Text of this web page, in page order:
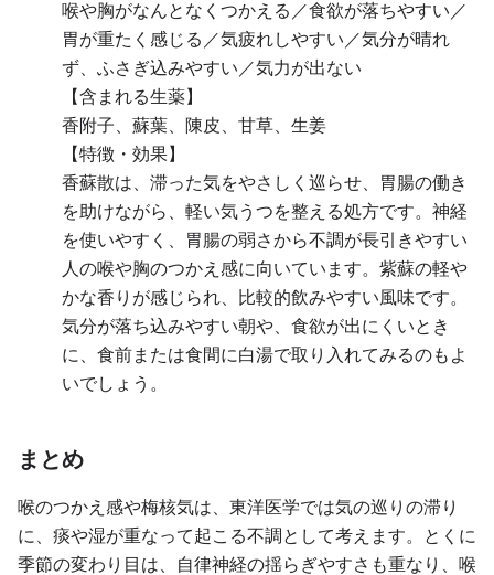
喉や胸がなんとなくつかえる／食欲が落ちやすい／
胃が重たく感じる／気疲れしやすい／気分が晴れ
ず、ふさぎ込みやすい／気力が出ない
【含まれる生薬】
香附子、蘇葉、陳皮、甘草、生姜
【特徴・効果】
香蘇散は、滞った気をやさしく巡らせ、胃腸の働き
を助けながら、軽い気うつを整える処方です。神経
を使いやすく、胃腸の弱さから不調が長引きやすい
人の喉や胸のつかえ感に向いています。紫蘇の軽や
かな香りが感じられ、比較的飲みやすい風味です。
気分が落ち込みやすい朝や、食欲が出にくいとき
に、食前または食間に白湯で取り入れてみるのもよ
いでしょう。
まとめ
喉のつかえ感や梅核気は、東洋医学では気の巡りの滞り
に、痰や湿が重なって起こる不調として考えます。とくに
季節の変わり目は、自律神経の揺らぎやすさも重なり、喉